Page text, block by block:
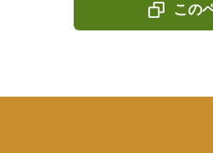
この